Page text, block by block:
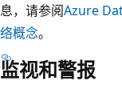
息，请参阅Azure
络概念。
监视和警报